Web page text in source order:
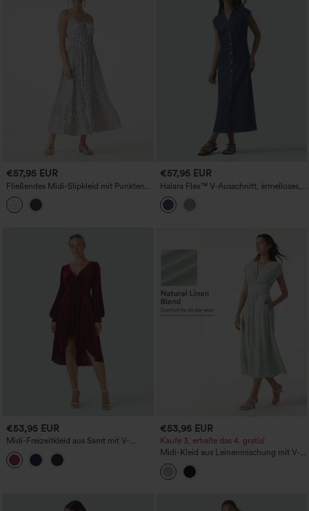
€57,95 EUR
Fließendes Midi-Slipkleid mit Punkten
und vorderer Bindung, lässig
€57,95 EUR
Halara Flex™ V-Ausschnitt, ärmelloses,
gerafftes, lässiges Midi-Denim-Kleid mit
Knopfleiste
€53,95 EUR
Midi-Freizeitkleid aus Samt mit V-
Ausschnitt und überkreuzten, plissierten
Bischofsärmeln
€53,95 EUR
Kaufe 3, erhalte das 4. gratis!
Midi-Kleid aus Leinenmischung mit V-
Ausschnitt, kurzen Ärmeln, Bindeband
hinten, lockerem Fall und Taschen